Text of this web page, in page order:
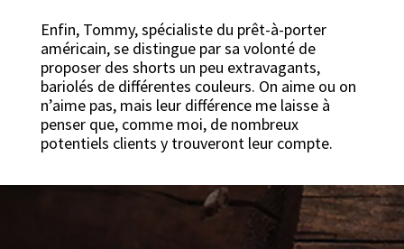
Enfin, Tommy, spécialiste du prêt-à-porter
américain, se distingue par sa volonté de
proposer des shorts un peu extravagants,
bariolés de différentes couleurs. On aime ou on
n’aime pas, mais leur différence me laisse à
penser que, comme moi, de nombreux
potentiels clients y trouveront leur compte.